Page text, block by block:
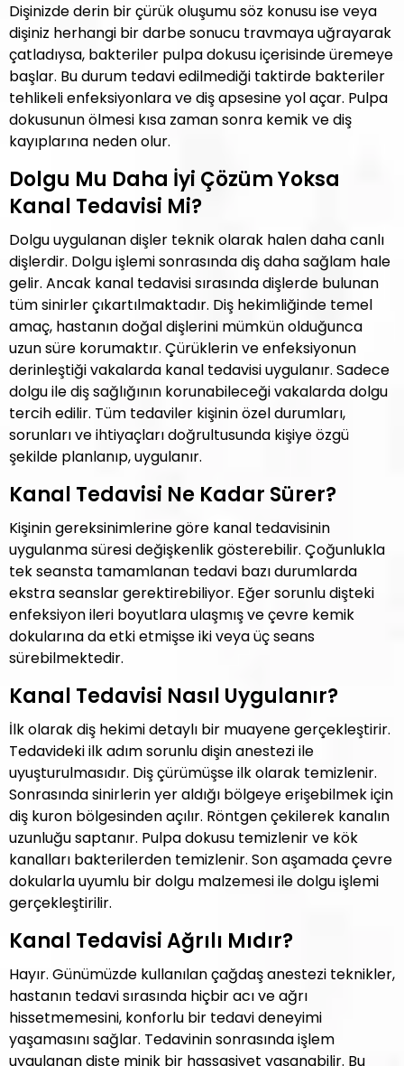
Dişinizde derin bir çürük oluşumu söz konusu ise veya
dişiniz herhangi bir darbe sonucu travmaya uğrayarak
çatladıysa, bakteriler pulpa dokusu içerisinde üremeye
başlar. Bu durum tedavi edilmediği taktirde bakteriler
tehlikeli enfeksiyonlara ve diş apsesine yol açar. Pulpa
dokusunun ölmesi kısa zaman sonra kemik ve diş
kayıplarına neden olur.
Dolgu Mu Daha İyi Çözüm Yoksa
Kanal Tedavisi Mi?
Dolgu uygulanan dişler teknik olarak halen daha canlı
dişlerdir. Dolgu işlemi sonrasında diş daha sağlam hale
gelir. Ancak kanal tedavisi sırasında dişlerde bulunan
tüm sinirler çıkartılmaktadır. Diş hekimliğinde temel
amaç, hastanın doğal dişlerini mümkün olduğunca
uzun süre korumaktır. Çürüklerin ve enfeksiyonun
derinleştiği vakalarda kanal tedavisi uygulanır. Sadece
dolgu ile diş sağlığının korunabileceği vakalarda dolgu
tercih edilir. Tüm tedaviler kişinin özel durumları,
sorunları ve ihtiyaçları doğrultusunda kişiye özgü
şekilde planlanıp, uygulanır.
Kanal Tedavisi Ne Kadar Sürer?
Kişinin gereksinimlerine göre kanal tedavisinin
uygulanma süresi değişkenlik gösterebilir. Çoğunlukla
tek seansta tamamlanan tedavi bazı durumlarda
ekstra seanslar gerektirebiliyor. Eğer sorunlu dişteki
enfeksiyon ileri boyutlara ulaşmış ve çevre kemik
dokularına da etki etmişse iki veya üç seans
sürebilmektedir.
Kanal Tedavisi Nasıl Uygulanır?
İlk olarak diş hekimi detaylı bir muayene gerçekleştirir.
Tedavideki ilk adım sorunlu dişin anestezi ile
uyuşturulmasıdır. Diş çürümüşse ilk olarak temizlenir.
Sonrasında sinirlerin yer aldığı bölgeye erişebilmek için
diş kuron bölgesinden açılır. Röntgen çekilerek kanalın
uzunluğu saptanır. Pulpa dokusu temizlenir ve kök
kanalları bakterilerden temizlenir. Son aşamada çevre
dokularla uyumlu bir dolgu malzemesi ile dolgu işlemi
gerçekleştirilir.
Kanal Tedavisi Ağrılı Mıdır?
Hayır. Günümüzde kullanılan çağdaş anestezi teknikler,
hastanın tedavi sırasında hiçbir acı ve ağrı
hissetmemesini, konforlu bir tedavi deneyimi
yaşamasını sağlar. Tedavinin sonrasında işlem
uygulanan dişte minik bir hassasiyet yaşanabilir. Bu